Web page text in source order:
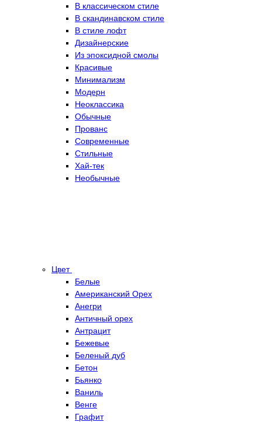
В классическом стиле
В скандинавском стиле
В стиле лофт
Дизайнерские
Из эпоксидной смолы
Красивые
Минимализм
Модерн
Неоклассика
Обычные
Прованс
Современные
Стильные
Хай-тек
Необычные
Цвет
Белые
Американский Орех
Анегри
Античный орех
Антрацит
Бежевые
Беленый дуб
Бетон
Бьянко
Ваниль
Венге
Графит